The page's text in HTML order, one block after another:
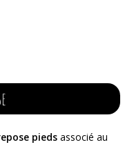
pieds associé au